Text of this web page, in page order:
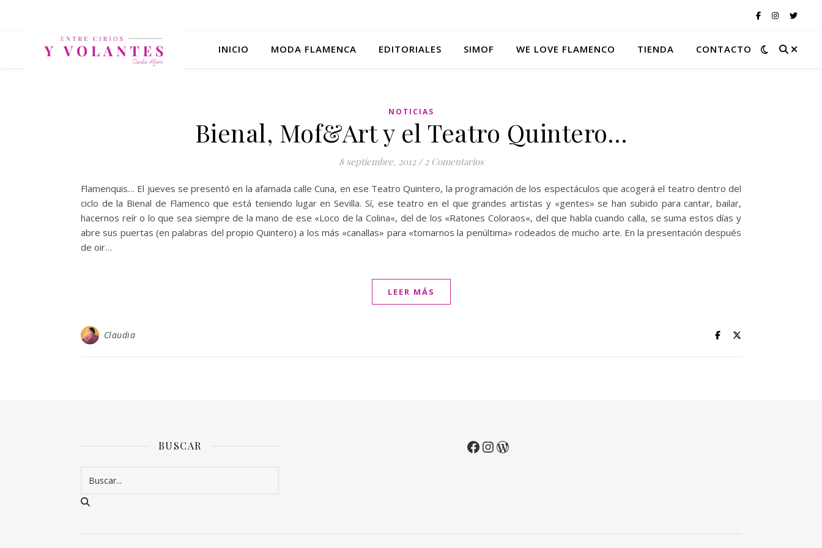
INICIO MODA FLAMENCA EDITORIALES SIMOF WE LOVE FLAMENCO TIENDA CONTACTO
NOTICIAS
Bienal, Mof&Art y el Teatro Quintero…
8 septiembre, 2012 / 2 Comentarios
Flamenquis… El jueves se presentó en la afamada calle Cuna, en ese Teatro Quintero, la programación de los espectáculos que acogerá el teatro dentro del
ciclo de la Bienal de Flamenco que está teniendo lugar en Sevilla. Sí, ese teatro en el que grandes artistas y «gentes» se han subido para cantar, bailar,
hacernos reír o lo que sea siempre de la mano de ese «Loco de la Colina«, del de los «Ratones Coloraos«, del que habla cuando calla, se suma estos días y
abre sus puertas (en palabras del propio Quintero) a los más «canallas» para «tomarnos la penúltima» rodeados de mucho arte. En la presentación después
de oir…
LEER MÁS
Claudia
BUSCAR